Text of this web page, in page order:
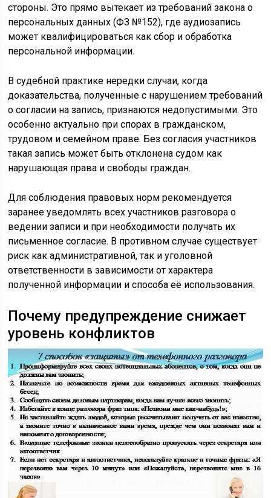
стороны. Это прямо вытекает из требований закона о
персональных данных (ФЗ №152), где аудиозапись
может квалифицироваться как сбор и обработка
персональной информации.
В судебной практике нередки случаи, когда
доказательства, полученные с нарушением требований
о согласии на запись, признаются недопустимыми. Это
особенно актуально при спорах в гражданском,
трудовом и семейном праве. Без согласия участников
такая запись может быть отклонена судом как
нарушающая права и свободы граждан.
Для соблюдения правовых норм рекомендуется
заранее уведомлять всех участников разговора о
ведении записи и при необходимости получать их
письменное согласие. В противном случае существует
риск как административной, так и уголовной
ответственности в зависимости от характера
полученной информации и способа её использования.
Почему предупреждение снижает
уровень конфликтов